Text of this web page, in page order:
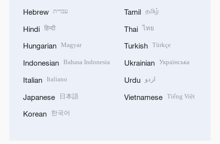
Hebrew עברית
Hindi हिन्दी
Hungarian Magyar
Indonesian Bahasa Indonesia
Italian Italiano
Japanese 日本語
Korean 한국어
Tamil தமிழ்
Thai ไทย
Turkish Türkçe
Ukrainian Українська
Urdu اردو
Vietnamese Tiếng Việt